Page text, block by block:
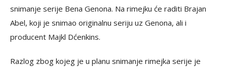
snimanje serije Bena Genona. Na rimejku će raditi Brajan
Abel, koji je snimao originalnu seriju uz Genona, ali i
producent Majkl Dćenkins.
Razlog zbog kojeg je u planu snimanje rimejka serije je